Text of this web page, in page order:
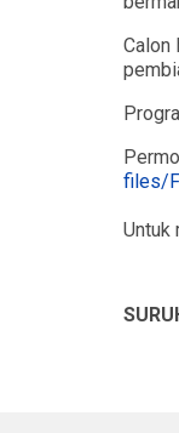
Calon
files/
Untuk